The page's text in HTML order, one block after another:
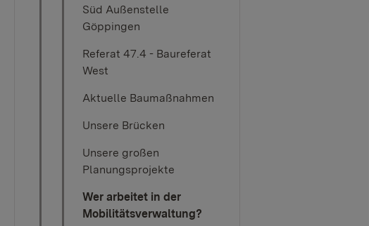
Süd Außenstelle
Göppingen
Referat 47.4 - Baureferat
West
Aktuelle Baumaßnahmen
Unsere Brücken
Unsere großen
Planungsprojekte
Wer arbeitet in der
Mobilitätsverwaltung?